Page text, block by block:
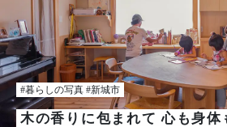
#暮らしの写真 #新城市
木の香りに包まれて 心も身体